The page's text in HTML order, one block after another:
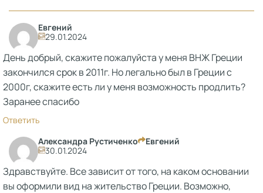
Евгений
29.01.2024
День добрый, скажите пожалуйста у меня ВНЖ Греции
закончился срок в 2011г. Но легально был в Греции с
2000г, скажите есть ли у меня возможность продлить?
Заранее спасибо
Ответить
Александра Рустиченко
Евгений
30.01.2024
Здравствуйте. Все зависит от того, на каком основании
вы оформили вид на жительство Греции. Возможно,